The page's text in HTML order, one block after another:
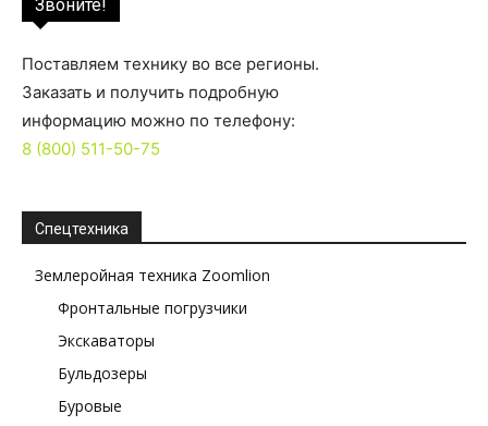
Звоните!
Поставляем технику во все регионы.
Заказать и получить подробную
информацию можно по телефону:
8 (800) 511-50-75
Спецтехника
Землеройная техника Zoomlion
Фронтальные погрузчики
Экскаваторы
Бульдозеры
Буровые